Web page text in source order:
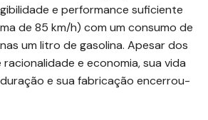
e performance suficiente
de 85 km/h) com um consumo de
um litro de gasolina. Apesar dos
e economia, sua vida
e sua fabricação encerrou-